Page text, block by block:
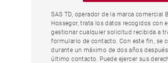
SAS TD, operador de la marca comercial
Hossegor, trata los datos recogidos con
gestionar cualquier solicitud recibida a
formulario de contacto. Con este fin, se
durante un máximo de dos años
último contacto. Puede ejercer sus